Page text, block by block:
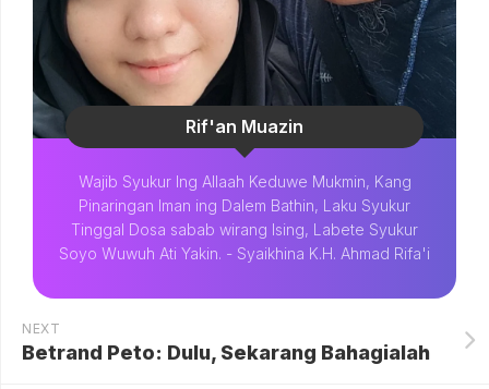
Rif'an Muazin
Wajib Syukur Ing Allaah Keduwe Mukmin, Kang
Pinaringan Iman ing Dalem Bathin, Laku Syukur
Tinggal Dosa sabab wirang Ising, Labete Syukur
Soyo Wuwuh Ati Yakin. - Syaikhina K.H. Ahmad Rifa'i
NEXT
Betrand Peto: Dulu, Sekarang Bahagialah